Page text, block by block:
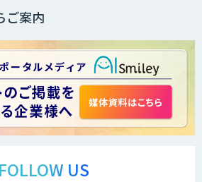
ご案内
FOLLOW US